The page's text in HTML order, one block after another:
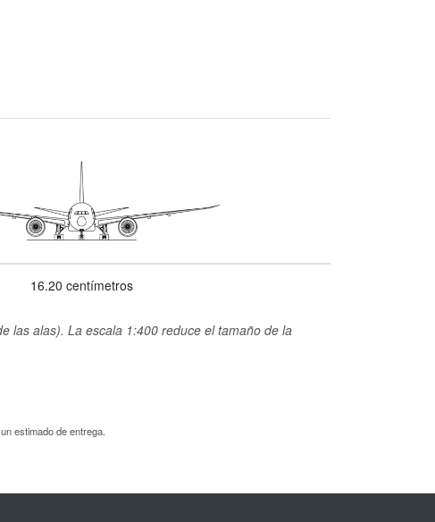
16.20 centímetros
las alas). La escala 1:400 reduce el tamaño de la
estimado de entrega.